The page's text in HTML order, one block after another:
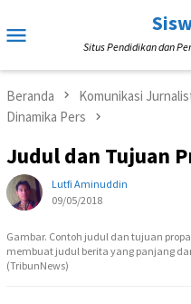
ke
MobileSitus Pendidikan dan
Beranda Komunikasi
Dinamika Pers
Judul dan Tujuan
Lutfi Aminuddin
09/05/2018
Gambar. Contoh judul dan tujuan
membuat judul berita yang panjang
(TribunNews)